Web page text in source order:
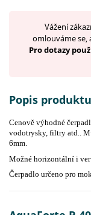
Vážení
omlouváme se,
Pro dotazy
Popis
Cenově výhodné
vodotrysky, filtry atd..
6mm.
Možné horizontální i
Čerpadlo určeno pro